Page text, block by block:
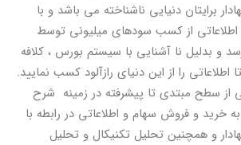
برایتان دنیایی ناشناخته می باشد و با
از کسب سودهای میلیونی توسط
و بدلیل نا آشنایی با سیستم بورس ، کلافه
اطلاعاتی را از این دنیای رازآلود کسب نمایید.
از سطح مبتدی تا پیشرفته در زمینه شرح
خرید و فروش سهام و اطلاعاتی در رابطه با
و همچنین تحلیل تکنیکال و تحلیل